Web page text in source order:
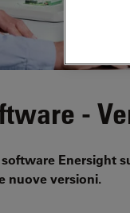
-
Enersight
nuove versioni.